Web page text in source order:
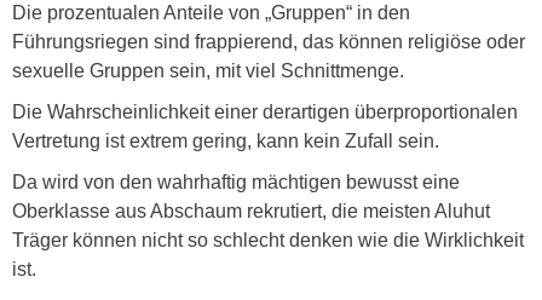
Die prozentualen Anteile von „Gruppen“ in den
Führungsriegen sind frappierend, das können religiöse oder
sexuelle Gruppen sein, mit viel Schnittmenge.
Die Wahrscheinlichkeit einer derartigen überproportionalen
Vertretung ist extrem gering, kann kein Zufall sein.
Da wird von den wahrhaftig mächtigen bewusst eine
Oberklasse aus Abschaum rekrutiert, die meisten Aluhut
Träger können nicht so schlecht denken wie die Wirklichkeit
ist.